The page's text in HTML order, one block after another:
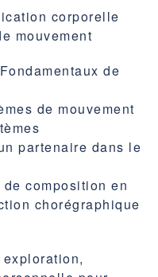
corporelle
mouvement
de
de mouvement
partenaire dans le
composition en
chorégraphique